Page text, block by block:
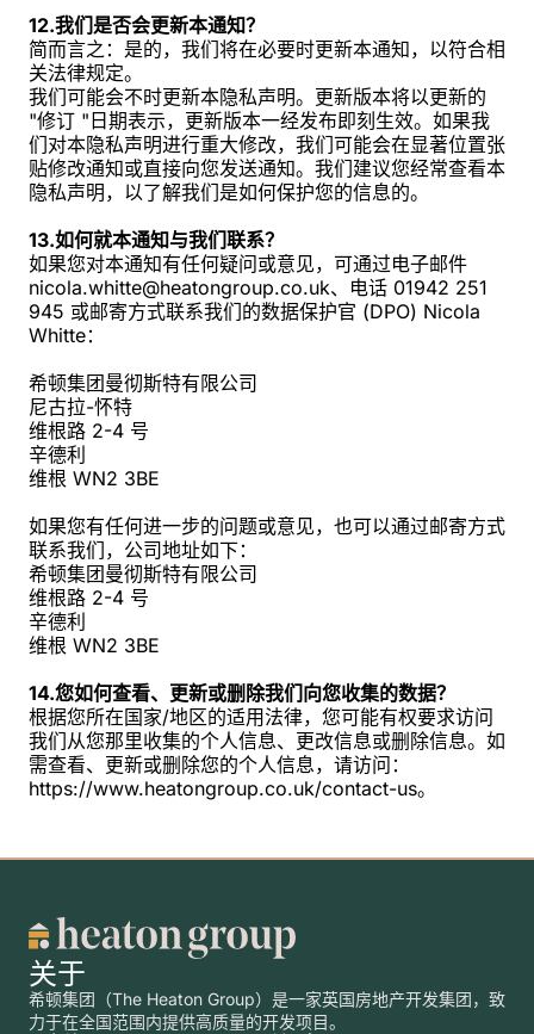
12.我们是否会更新本通知？
简而言之：是的，我们将在必要时更新本通知，以符合相
关法律规定。
我们可能会不时更新本隐私声明。更新版本将以更新的
"修订 "日期表示，更新版本一经发布即刻生效。如果我
们对本隐私声明进行重大修改，我们可能会在显著位置张
贴修改通知或直接向您发送通知。我们建议您经常查看本
隐私声明，以了解我们是如何保护您的信息的。
13.如何就本通知与我们联系？
如果您对本通知有任何疑问或意见，可通过电子邮件
nicola.whitte@heatongroup.co.uk、电话 01942 251
945 或邮寄方式联系我们的数据保护官 (DPO) Nicola
Whitte：
希顿集团曼彻斯特有限公司
尼古拉-怀特
维根路 2-4 号
辛德利
维根 WN2 3BE
如果您有任何进一步的问题或意见，也可以通过邮寄方式
联系我们，公司地址如下：
希顿集团曼彻斯特有限公司
维根路 2-4 号
辛德利
维根 WN2 3BE
14.您如何查看、更新或删除我们向您收集的数据？
根据您所在国家/地区的适用法律，您可能有权要求访问
我们从您那里收集的个人信息、更改信息或删除信息。如
需查看、更新或删除您的个人信息，请访问：
https://www.heatongroup.co.uk/contact-us。
关于
希顿集团（The Heaton Group）是一家英国房地产开发集团，致
力于在全国范围内提供高质量的开发项目。